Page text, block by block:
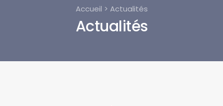
Accueil > Actualités
Actualités